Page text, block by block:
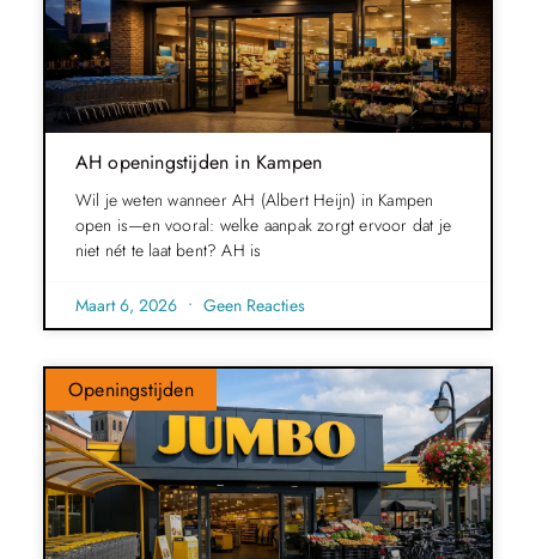
AH openingstijden in Kampen
Wil je weten wanneer AH (Albert Heijn) in Kampen
open is—en vooral: welke aanpak zorgt ervoor dat je
niet nét te laat bent? AH is
Maart 6, 2026 Geen Reacties
Openingstijden